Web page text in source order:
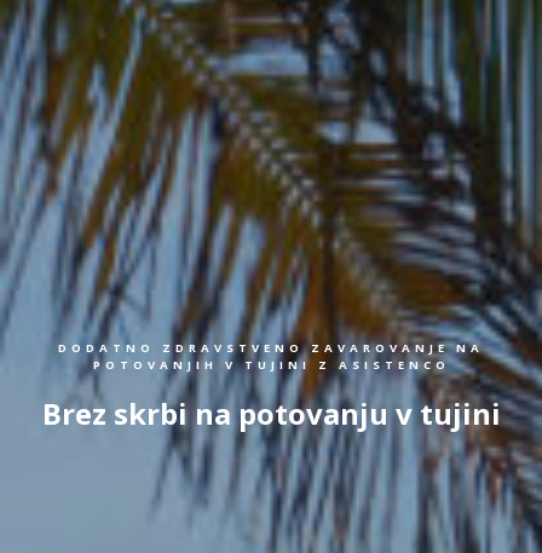
DODATNO ZDRAVSTVENO ZAVAROVANJE NA
POTOVANJIH V TUJINI Z ASISTENCO
Brez skrbi na potovanju v tujini